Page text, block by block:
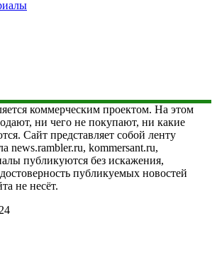
коммерческим проектом. На этом
ни чего не покупают, ни какие
Сайт представляет собой ленту
news.rambler.ru, kommersant.ru,
публикуются без искажения,
достоверность публикуемых новостей
не несёт.